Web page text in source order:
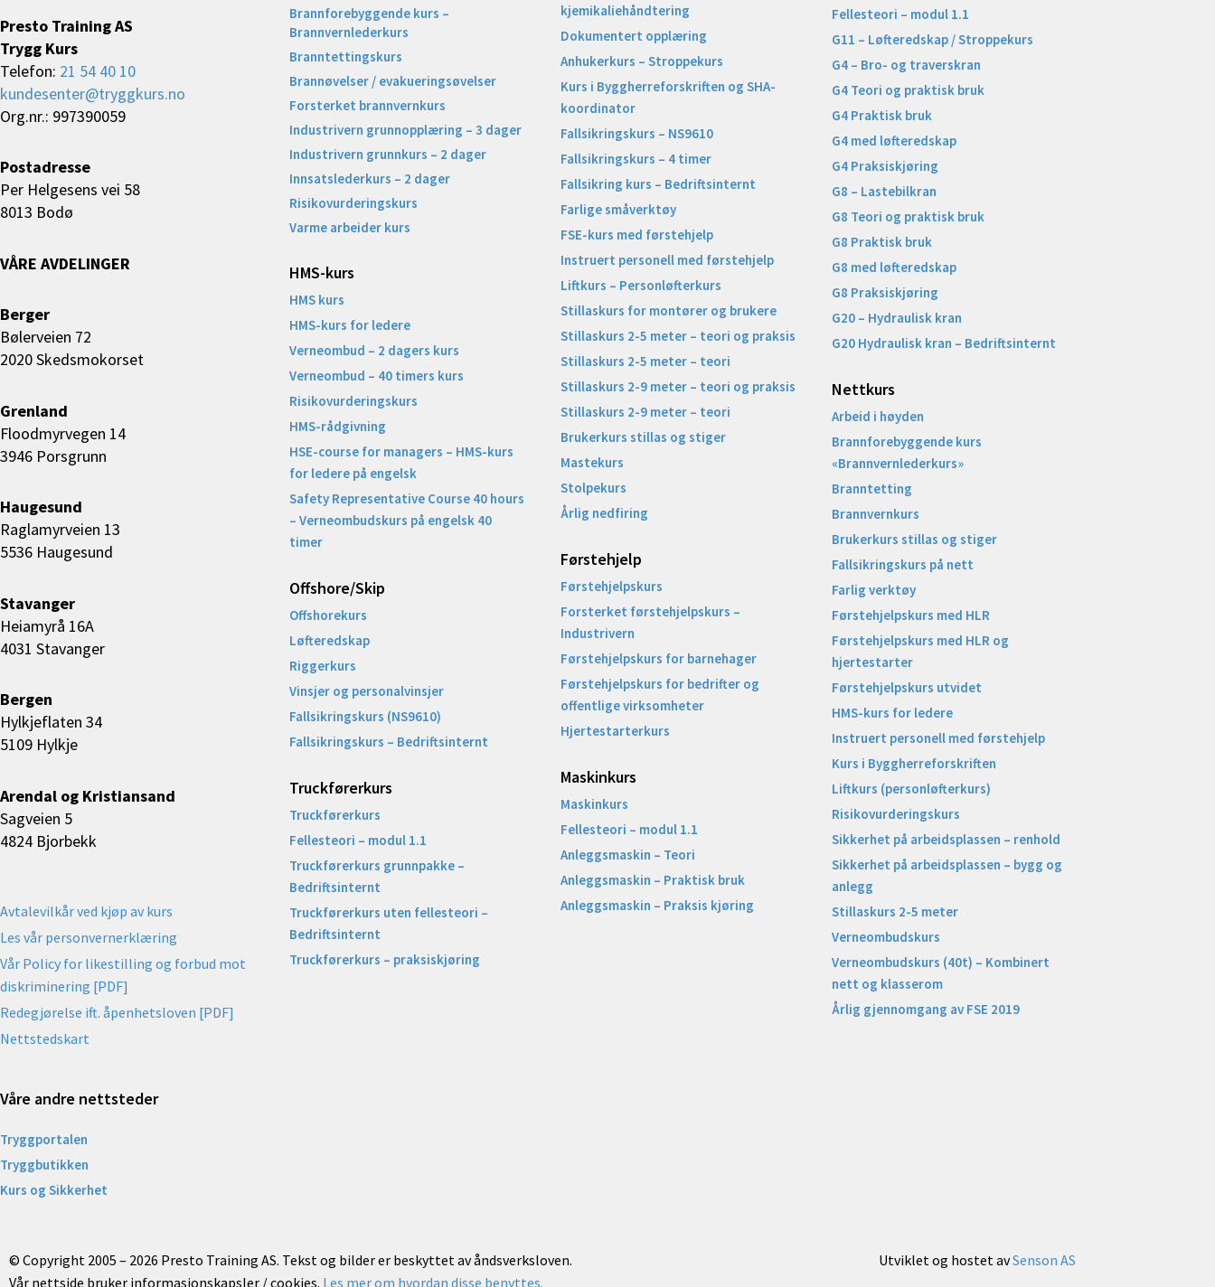
Presto Training AS
Trygg Kurs
Telefon: 21 54 40 10
kundesenter@tryggkurs.no
Org.nr.: 997390059
Postadresse
Per Helgesens vei 58
8013 Bodø
VÅRE AVDELINGER
Berger
Bølerveien 72
2020 Skedsmokorset
Grenland
Floodmyrvegen 14
3946 Porsgrunn
Haugesund
Raglamyrveien 13
5536 Haugesund
Stavanger
Heiamyrå 16A
4031 Stavanger
Bergen
Hylkjeflaten 34
5109 Hylkje
Arendal og Kristiansand
Sagveien 5
4824 Bjorbekk
Avtalevilkår ved kjøp av kurs
Les vår personvernerklæring
Vår Policy for likestilling og forbud mot
diskriminering [PDF]
Redegjørelse ift. åpenhetsloven [PDF]
Nettstedskart
Våre andre nettsteder
Tryggportalen
Tryggbutikken
Kurs og Sikkerhet
Brannforebyggende kurs –
Brannvernlederkurs
Branntettingskurs
Brannøvelser / evakueringsøvelser
Forsterket brannvernkurs
Industrivern grunnopplæring – 3 dager
Industrivern grunnkurs – 2 dager
Innsatslederkurs – 2 dager
Risikovurderingskurs
Varme arbeider kurs
HMS-kurs
HMS kurs
HMS-kurs for ledere
Verneombud – 2 dagers kurs
Verneombud – 40 timers kurs
Risikovurderingskurs
HMS-rådgivning
HSE-course for managers – HMS-kurs
for ledere på engelsk
Safety Representative Course 40 hours
– Verneombudskurs på engelsk 40
timer
Offshore/Skip​
Offshorekurs
Løfteredskap
Riggerkurs
Vinsjer og personalvinsjer
Fallsikringskurs (NS9610)
Fallsikringskurs – Bedriftsinternt
Truckførerkurs
Truckførerkurs
Fellesteori – modul 1.1
Truckførerkurs grunnpakke –
Bedriftsinternt
Truckførerkurs uten fellesteori –
Bedriftsinternt
Truckførerkurs – praksiskjøring
kjemikaliehåndtering
Dokumentert opplæring
Anhukerkurs – Stroppekurs
Kurs i Byggherreforskriften og SHA-
koordinator
Fallsikringskurs – NS9610
Fallsikringskurs – 4 timer
Fallsikring kurs – Bedriftsinternt
Farlige småverktøy
FSE-kurs med førstehjelp
Instruert personell med førstehjelp
Liftkurs – Personløfterkurs
Stillaskurs for montører og brukere
Stillaskurs 2-5 meter – teori og praksis
Stillaskurs 2-5 meter – teori
Stillaskurs 2-9 meter – teori og praksis
Stillaskurs 2-9 meter – teori
Brukerkurs stillas og stiger
Mastekurs
Stolpekurs
Årlig nedfiring
Førstehjelp
Førstehjelpskurs
Forsterket førstehjelpskurs –
Industrivern
Førstehjelpskurs for barnehager
Førstehjelpskurs for bedrifter og
offentlige virksomheter
Hjertestarterkurs
Maskinkurs
Maskinkurs
Fellesteori – modul 1.1
Anleggsmaskin – Teori
Anleggsmaskin – Praktisk bruk
Anleggsmaskin – Praksis kjøring
Fellesteori – modul 1.1
G11 – Løfteredskap / Stroppekurs
G4 – Bro- og traverskran
G4 Teori og praktisk bruk
G4 Praktisk bruk
G4 med løfteredskap
G4 Praksiskjøring
G8 – Lastebilkran
G8 Teori og praktisk bruk
G8 Praktisk bruk
G8 med løfteredskap
G8 Praksiskjøring
G20 – Hydraulisk kran
G20 Hydraulisk kran – Bedriftsinternt
Nettkurs
Arbeid i høyden
Brannforebyggende kurs
«Brannvernlederkurs»
Branntetting
Brannvernkurs
Brukerkurs stillas og stiger
Fallsikringskurs på nett
Farlig verktøy
Førstehjelpskurs med HLR
Førstehjelpskurs med HLR og
hjertestarter
Førstehjelpskurs utvidet
HMS-kurs for ledere
Instruert personell med førstehjelp
Kurs i Byggherreforskriften
Liftkurs (personløfterkurs)
Risikovurderingskurs
Sikkerhet på arbeidsplassen – renhold
Sikkerhet på arbeidsplassen – bygg og
anlegg
Stillaskurs 2-5 meter
Verneombudskurs
Verneombudskurs (40t) – Kombinert
nett og klasserom
Årlig gjennomgang av FSE 2019
© Copyright 2005 – 2026 Presto Training AS. Tekst og bilder er beskyttet av åndsverksloven.
Vår nettside bruker informasjonskapsler / cookies. Les mer om hvordan disse benyttes.
Utviklet og hostet avSenson AS